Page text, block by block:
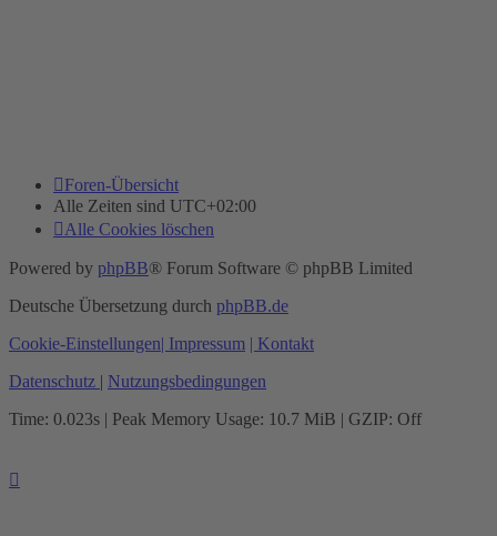
Foren-Übersicht
Alle Zeiten sind UTC+02:00
Alle Cookies löschen
Powered by phpBB® Forum Software © phpBB Limited
Deutsche Übersetzung durch phpBB.de
Cookie-Einstellungen| Impressum | Kontakt
Datenschutz | Nutzungsbedingungen
Time: 0.023s | Peak Memory Usage: 10.7 MiB | GZIP: Off